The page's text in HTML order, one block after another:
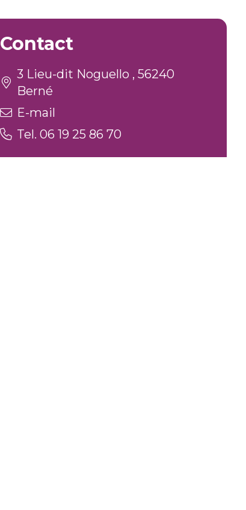
Contact
3 Lieu-dit Noguello , 56240
Berné
E-mail
Tel. 06 19 25 86 70